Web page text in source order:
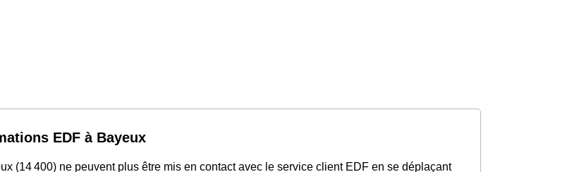
EDF à Bayeux
(14 400) ne peuvent plus être mis en contact avec le service client EDF en se déplaçant